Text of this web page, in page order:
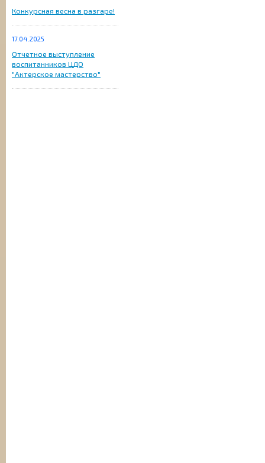
Конкурсная весна в разгаре!
17.04.2025
Отчетное выступление
воспитанников ЦДО
"Актерское мастерство"